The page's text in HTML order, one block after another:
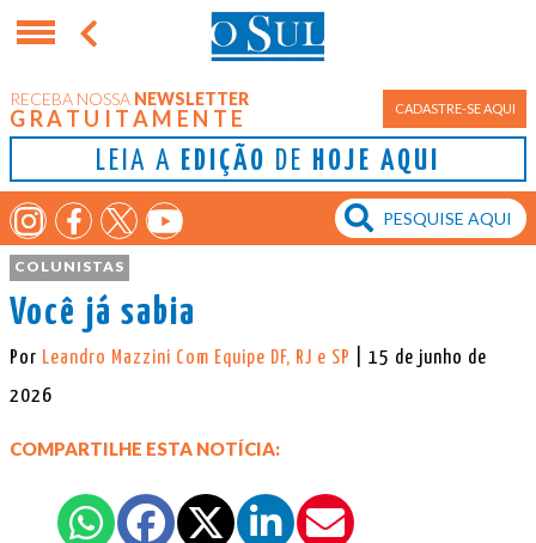
RECEBA NOSSA NEWSLETTER
GRATUITAMENTE CADASTRE-SE AQUI
LEIA A EDIÇÃO DE HOJE AQUI
COLUNISTAS
Você já sabia
Por Leandro Mazzini Com Equipe DF, RJ e SP
| 15 de junho de
2026
COMPARTILHE ESTA NOTÍCIA: